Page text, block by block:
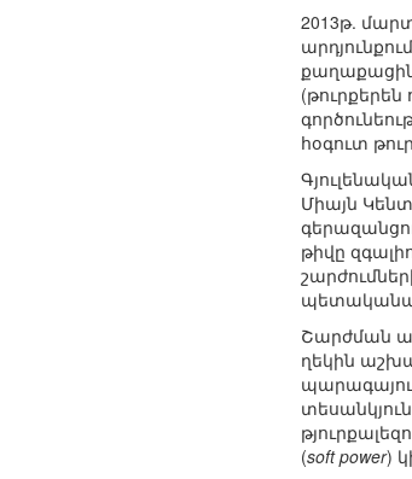
2013թ.
(թուրքերեն
հօգուտ
Միայն
թիվը
Շարժման
ղեկին
(soft power)